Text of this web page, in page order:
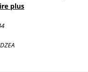
plus